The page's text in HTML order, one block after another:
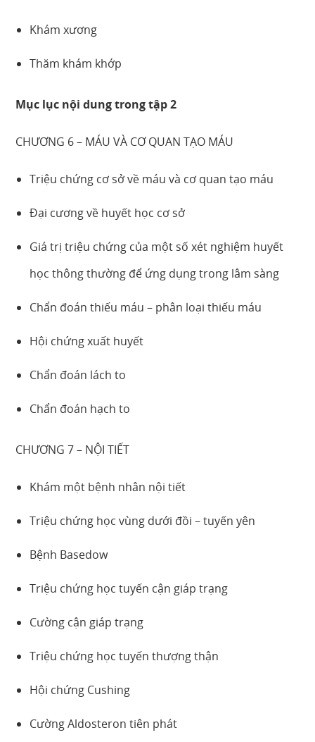
Khám xương
Thăm khám khớp
Mục lục nội dung trong tập 2
CHƯƠNG 6 – MÁU VÀ CƠ QUAN TẠO MÁU
Triệu chứng cơ sở về máu và cơ quan tạo máu
Đại cương về huyết học cơ sở
Giá trị triệu chứng của một số xét nghiệm huyết
học thông thường để ứng dụng trong lâm sàng
Chẩn đoán thiếu máu – phân loại thiếu máu
Hội chứng xuất huyết
Chẩn đoán lách to
Chẩn đoán hạch to
CHƯƠNG 7 – NỘI TIẾT
Khám một bệnh nhân nội tiết
Triệu chứng học vùng dưới đồi – tuyến yên
Bệnh Basedow
Triệu chứng học tuyến cận giáp trạng
Cường cận giáp trạng
Triệu chứng học tuyến thượng thận
Hội chứng Cushing
Cường Aldosteron tiên phát